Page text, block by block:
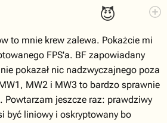
😈
to mnie krew zalewa. Pokażcie mi
FPS'a. BF zapowiadany
pokazał nic nadzwyczajnego poza
MW2 i MW3 to bardzo sprawnie
jeszcze raz: prawdziwy
być liniowy i oskryptowany bo